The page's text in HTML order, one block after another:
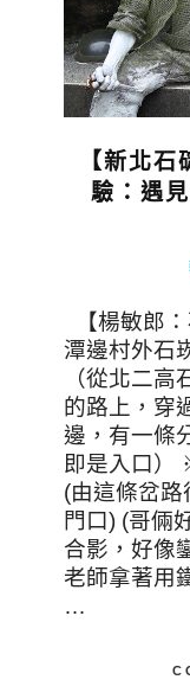
【新北
驗：遇
【楊敏郎
潭邊村外石
（從北二
的路上，穿
邊，有一條
即是入口）
(由這條岔
門口) (哥倆
合影，好像
老師拿著用
…